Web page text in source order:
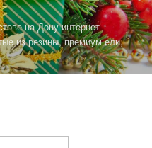
на-Дону интернет
из резины, премиум ели,